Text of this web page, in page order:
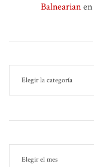
Balnearianen